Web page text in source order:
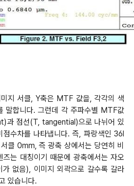
지 서클, Y축은 MTF 값을, 각각의 색
말합니다. 그런데 각 주파수별 MTF값
과 점선(T, tangential)으로 나뉘어 있
수차를 나타냅니다. 즉, 파랑색인 36l
클 0mm, 즉 광축 상에서는 당연히 비
는 대칭이기 때문에 광축에서는 자오
가 없음), 이미지 외곽으로 갈수록 갈라
있습니다.